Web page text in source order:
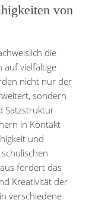
von
die
auf vielfältige
nicht nur der
sondern
Satzstruktur
in Kontakt
und
fördert das
Kreativität der
verschiedene